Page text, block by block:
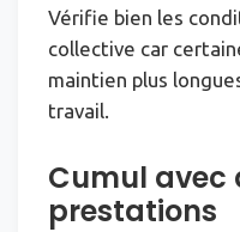
Vérifie bien les
collective car
maintien plus
travail.
Cumul avec
prestations